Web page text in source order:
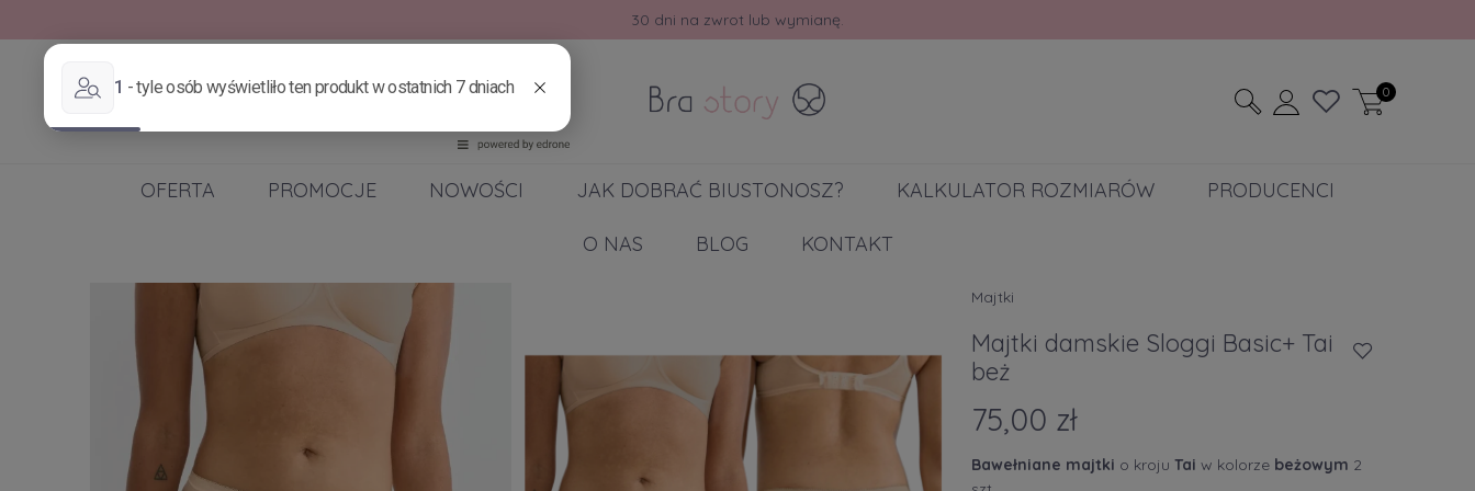
30 dni na zwrot lub wymianę.
0
OFERTA PROMOCJE NOWOŚCI JAK DOBRAĆ BIUSTONOSZ? KALKULATOR ROZMIARÓW PRODUCENCI
O NAS BLOG KONTAKT
Majtki
Majtki damskie Sloggi Basic+ Tai
beż
75,00 zł
Bawełniane majtki o krojuTai w kolorze beżowym 2